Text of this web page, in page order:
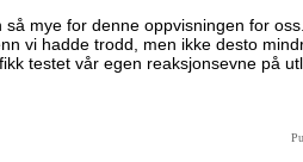
så mye for denne oppvisningen for
vi hadde trodd, men ikke desto
testet vår egen reaksjonsevne på